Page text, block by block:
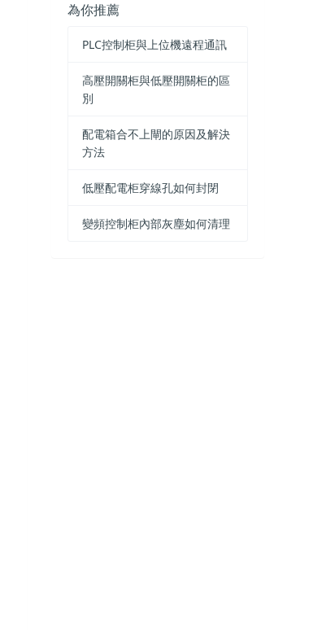
為你推薦
PLC控制柜與上位機遠程通訊
高壓開關柜與低壓開關柜的區
別
配電箱合不上閘的原因及解決
方法
低壓配電柜穿線孔如何封閉
變頻控制柜內部灰塵如何清理